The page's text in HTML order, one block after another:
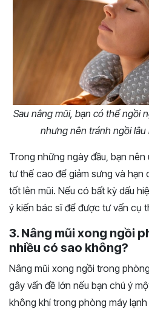
Sau nâng mũi, bạn có thể ngồi
nhưng nên tránh ngồi
Trong những ngày đầu, bạn nên
tư thế cao để giảm sưng và
tốt lên mũi. Nếu có bất kỳ dấu
ý kiến bác sĩ để được tư vấn cụ
3. Nâng mũi xong ngồi
nhiều có sao không?
Nâng mũi xong ngồi trong
gây vấn đề lớn nếu bạn chú ý
không khí trong phòng máy